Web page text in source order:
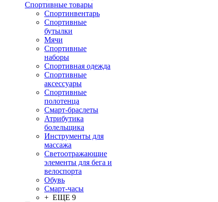
Спортивные товары
Спортинвентарь
Спортивные
бутылки
Мячи
Спортивные
наборы
Спортивная одежда
Спортивные
аксессуары
Спортивные
полотенца
Смарт-браслеты
Атрибутика
болельщика
Инструменты для
массажа
Светоотражающие
элементы для бега и
велоспорта
Обувь
Смарт-часы
+ ЕЩЕ 9